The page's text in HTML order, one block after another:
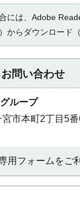
には、Adobe
からダウンロード
お問い合わせ
ループ
市本町2丁目5
用フォームをご